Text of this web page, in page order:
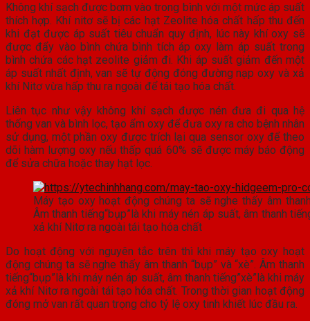
Không khí sạch được bơm vào trong bình với một mức áp suất
thích hợp. Khí nitơ sẽ bị các hạt Zeolite hóa chất hấp thu đến
khi đạt được áp suất tiêu chuẩn quy định, lúc này khí oxy sẽ
được đẩy vào bình chứa bình tích áp oxy làm áp suất trong
bình chứa các hạt zeolite giảm đi. Khi áp suất giảm đến một
áp suất nhất định, van sẽ tự động đóng đường nạp oxy và xả
khí Nitơ vừa hấp thu ra ngoài để tái tạo hóa chất.
Liên tục như vậy không khí sạch được nén đưa đi qua hệ
thống van và bình lọc, tạo ẩm oxy để đưa oxy ra cho bệnh nhân
sử dụng, một phần oxy được trích lại qua sensor oxy để theo
dõi hàm lượng oxy nếu thấp quá 60% sẽ được máy báo động
để sửa chữa hoặc thay hạt lọc.
Máy tạo oxy hoạt động chúng ta sẽ nghe thấy âm thanh
Âm thanh tiếng“bụp”là khi máy nén áp suất, âm thanh
xả khí Nitơ ra ngoài tái tạo hóa chất
Do hoạt động với nguyên tắc trên thì khi máy tạo oxy hoạt
động chúng ta sẽ nghe thấy âm thanh “bụp” và “xè”. Âm thanh
tiếng“bụp”là khi máy nén áp suất, âm thanh tiếng”xè”là khi máy
xả khí Nitơ ra ngoài tái tạo hóa chất. Trong thời gian hoạt động
đóng mở van rất quan trọng cho tỷ lệ oxy tinh khiết lúc đầu ra.